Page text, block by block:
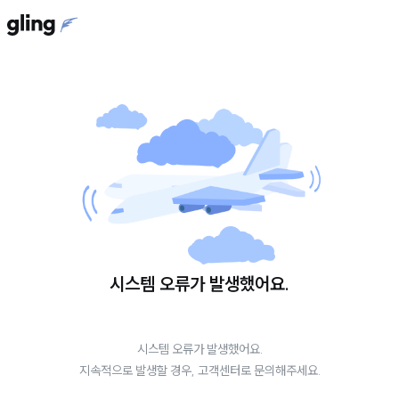
시스템 오류가 발생했어요.
시스템 오류가 발생했어요.
지속적으로 발생할 경우, 고객센터로 문의해주세요.